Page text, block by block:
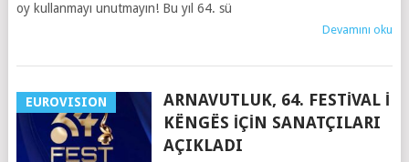
oy kullanmayı unutmayın! Bu yıl 64. sü
Devamını oku
EUROVISION
ARNAVUTLUK, 64. FESTIVAL I
KËNGËS IÇIN SANATÇILARI
AÇIKLADI